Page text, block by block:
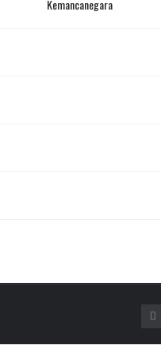
Kemancanegara